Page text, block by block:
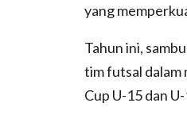
yang
Tahun ini,
tim futsal dalam
Cup U-15 dan